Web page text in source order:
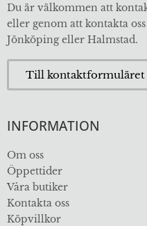
Du är välkommen att
eller genom att kontakta
Jönköping eller Halmstad.
Till kontaktformuläret
INFORMATION
Om oss
Öppettider
Våra butiker
Kontakta oss
Köpvillkor